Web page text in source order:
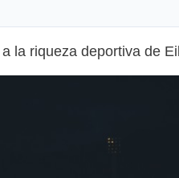
la riqueza deportiva de